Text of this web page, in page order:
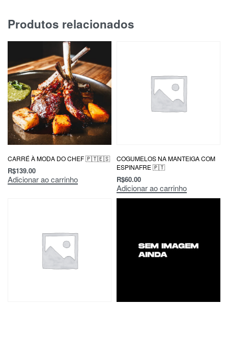
Produtos relacionados
CARRÉ À MODA DO CHEF 🇵🇹🇪🇸
R$139.00
Adicionar ao carrinho
COGUMELOS NA MANTEIGA COM
ESPINAFRE 🇵🇹
R$60.00
Adicionar ao carrinho